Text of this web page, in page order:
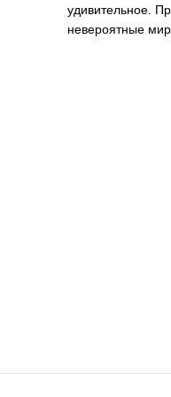
удивительное.
невероятные